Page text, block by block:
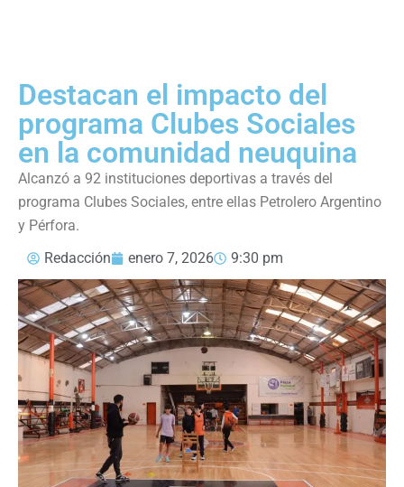
Destacan el impacto del
programa Clubes Sociales
en la comunidad neuquina
Alcanzó a 92 instituciones deportivas a través del
programa Clubes Sociales, entre ellas Petrolero Argentino
y Pérfora.
Redacción
enero 7, 2026 9:30 pm